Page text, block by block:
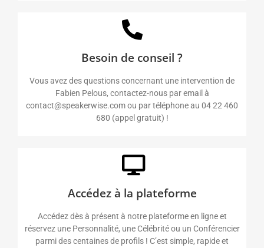
Besoin de conseil ?
Vous avez des questions concernant une intervention de
Fabien Pelous, contactez-nous par email à
contact@speakerwise.com ou par téléphone au 04 22 460
680 (appel gratuit) !
Accédez à la plateforme
Accédez dès à présent à notre plateforme en ligne et
réservez une Personnalité, une Célébrité ou un Conférencier
parmi des centaines de profils ! C’est simple, rapide et